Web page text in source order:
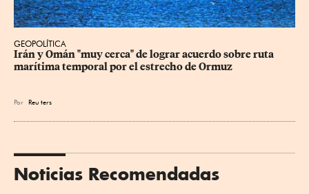
GEOPOLÍTICA
Irán y Omán "muy cerca" de lograr acuerdo sobre ruta
marítima temporal por el estrecho de Ormuz
Por Reu ters
Noticias Recomendadas